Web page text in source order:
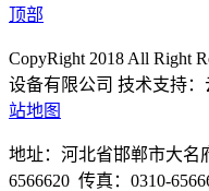
顶部
CopyRight 2018 All Right
设备有限公司 技术支持：
站地图
地址：河北省邯郸市大名
6566620 传真：0310-